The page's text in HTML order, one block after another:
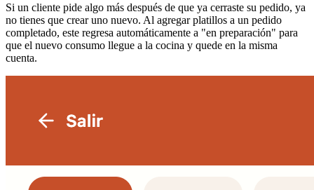
Si un cliente pide algo más después de que ya cerraste su pedido, ya
no tienes que crear uno nuevo. Al agregar platillos a un pedido
completado, este regresa automáticamente a "en preparación" para
que el nuevo consumo llegue a la cocina y quede en la misma
cuenta.